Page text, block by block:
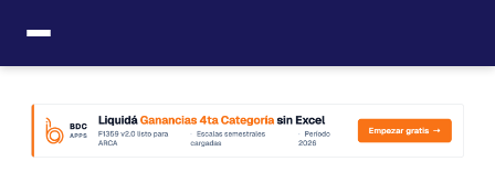
contenido